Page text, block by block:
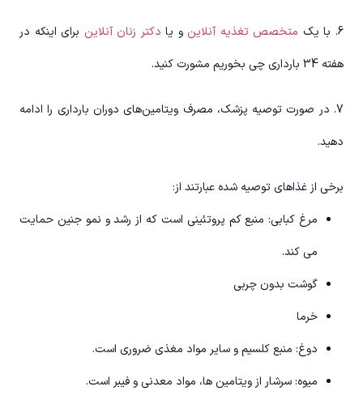
6. با یک متخصص تغذیه آنلاین و یا دکتر زنان آنلاین برای اینکه در
هفته 34 بارداری چی بخوریم مشورت کنید.
7. در صورت توصیه پزشک، مصرف ویتامین‌های دوران بارداری را ادامه
دهید.
برخی از غذاهای توصیه شده عبارتند از:
مرغ کبابی: منبع کم پروتئینی است که از رشد و نمو جنین حمایت
می کند.
گوشت بدون چربی
خرما
دوغ: منبع کلسیم و سایر مواد مغذی ضروری است.
میوه: سرشار از ویتامین ها، مواد معدنی و فیبر است.